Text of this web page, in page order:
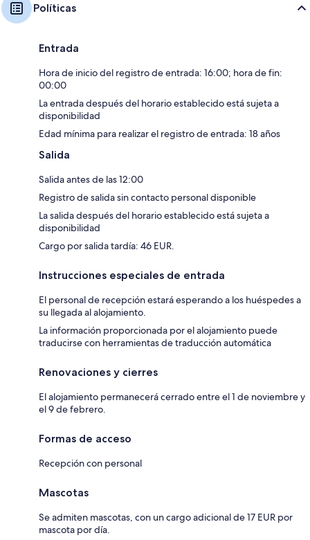
Políticas
Entrada
Hora de inicio del registro de entrada: 16:00; hora de fin:
00:00
La entrada después del horario establecido está sujeta a
disponibilidad
Edad mínima para realizar el registro de entrada: 18 años
Salida
Salida antes de las 12:00
Registro de salida sin contacto personal disponible
La salida después del horario establecido está sujeta a
disponibilidad
Cargo por salida tardía: 46 EUR.
Instrucciones especiales de entrada
El personal de recepción estará esperando a los huéspedes a
su llegada al alojamiento.
La información proporcionada por el alojamiento puede
traducirse con herramientas de traducción automática
Renovaciones y cierres
El alojamiento permanecerá cerrado entre el 1 de noviembre y
el 9 de febrero.
Formas de acceso
Recepción con personal
Mascotas
Se admiten mascotas, con un cargo adicional de 17 EUR por
mascota por día.